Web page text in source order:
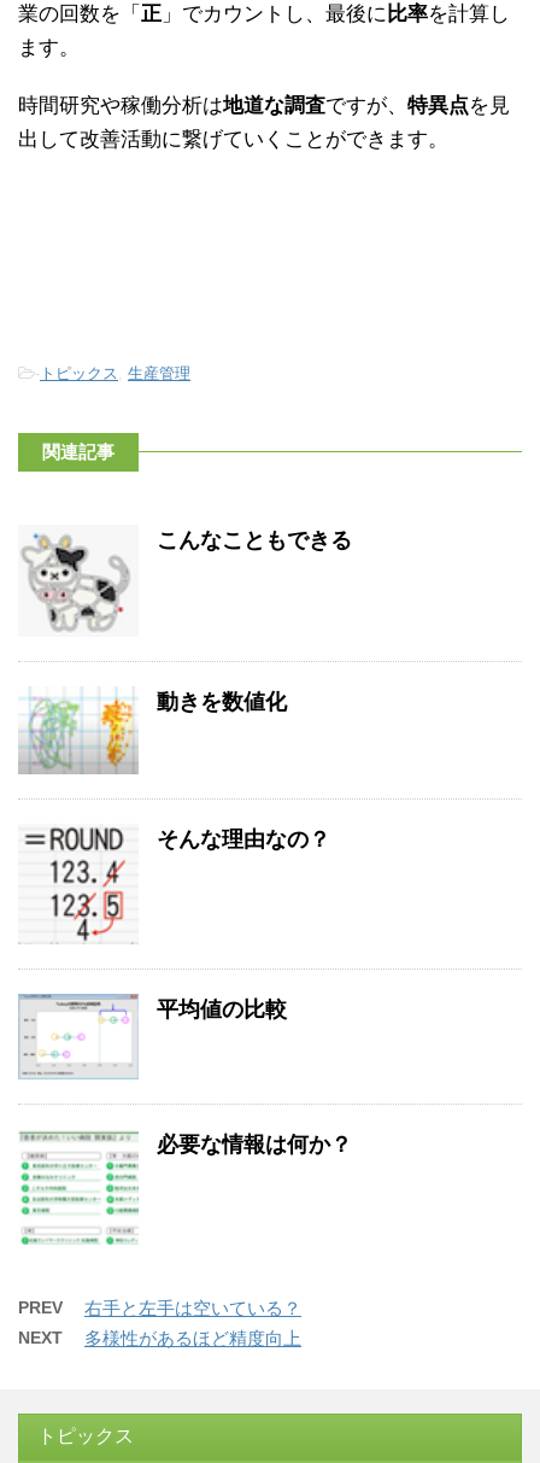
業の回数を「 正 」でカウントし、最後に 比率を計算し
ます。
時間研究や稼働分析は地道な調査ですが、 特異点を見
出して改善活動に繋げていくことができます。
- トピックス 生産管理
関連記事
こんなこともできる
動きを数値化
そんな理由なの？
平均値の比較
必要な情報は何か？
PREV 右手と左手は空いている？
NEXT 多様性があるほど精度向上
トピックス